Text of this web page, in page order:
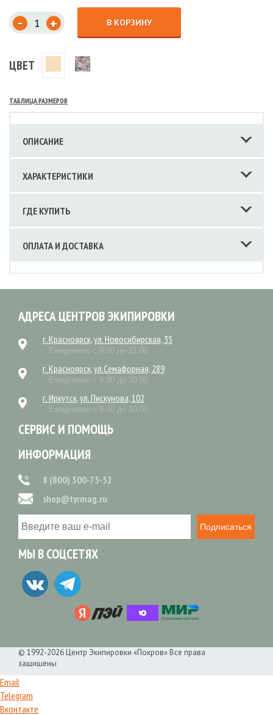
- + В КОРЗИНУ
ЦВЕТ
ТАБЛИЦА РАЗМЕРОВ
ОПИСАНИЕ
ХАРАКТЕРИСТИКИ
ГДЕ КУПИТЬ
ОПЛАТА И ДОСТАВКА
АДРЕСА ЦЕНТРОВ ЭКИПИРОВКИ
г. Красноярск, ул. Новосибирская, 35
Ежедневно с 9.00 до 21.00
г. Красноярск, ул.Семафорная, 289
Ежедневно с 9.00 до 20.00
г. Иркутск, ул. Пискунова, 102
Ежедневно с 9.00 до 20.00
СЕРВИС И ПОМОЩЬ
ИНФОРМАЦИЯ
8 (800) 500-75-52
shop@tyrmag.ru
Подписаться
МЫ В СОЦСЕТЯХ
© 1992-2026 Центр Экипировки «Покров» Все права
защищены
Email
Telegram
Вконтакте